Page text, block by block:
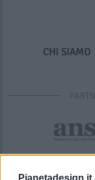
Pianetadesign.it
CHI SIAMO